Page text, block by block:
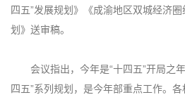
四五”发展规划》《成渝地区双城经济
划》送审稿。
会议指出，今年是“十四五”开局之
四五”系列规划，是今年部重点工作。